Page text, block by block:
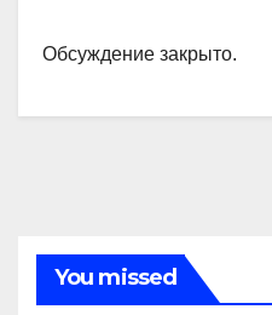
Обсуждение закрыто.
You missed